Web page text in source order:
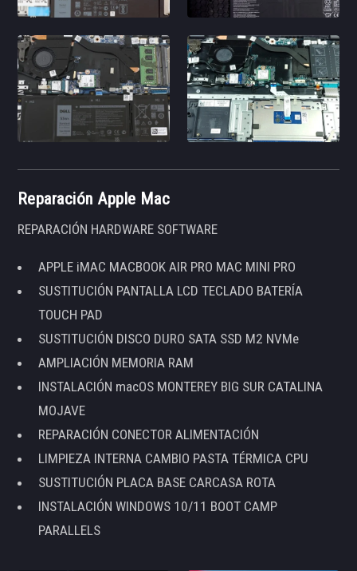
Reparación Apple Mac
REPARACIÓN HARDWARE SOFTWARE
APPLE iMAC MACBOOK AIR PRO MAC MINI PRO
SUSTITUCIÓN PANTALLA LCD TECLADO BATERÍA
TOUCH PAD
SUSTITUCIÓN DISCO DURO SATA SSD M2 NVMe
AMPLIACIÓN MEMORIA RAM
INSTALACIÓN macOS MONTEREY BIG SUR CATALINA
MOJAVE
REPARACIÓN CONECTOR ALIMENTACIÓN
LIMPIEZA INTERNA CAMBIO PASTA TÉRMICA CPU
SUSTITUCIÓN PLACA BASE CARCASA ROTA
INSTALACIÓN WINDOWS 10/11 BOOT CAMP
PARALLELS